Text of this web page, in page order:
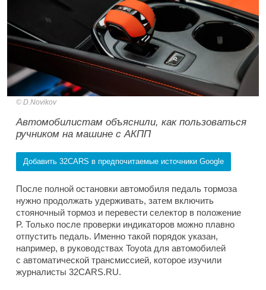
D.Novikov
Автомобилистам объяснили, как пользоваться
ручником на машине с АКПП
Добавить 32CARS в предпочитаемые источники Google
После полной остановки автомобиля педаль тормоза
нужно продолжать удерживать, затем включить
стояночный тормоз и перевести селектор в положение
P. Только после проверки индикаторов можно плавно
отпустить педаль. Именно такой порядок указан,
например, в руководствах Toyota для автомобилей
с автоматической трансмиссией, которое изучили
журналисты 32CARS.RU.